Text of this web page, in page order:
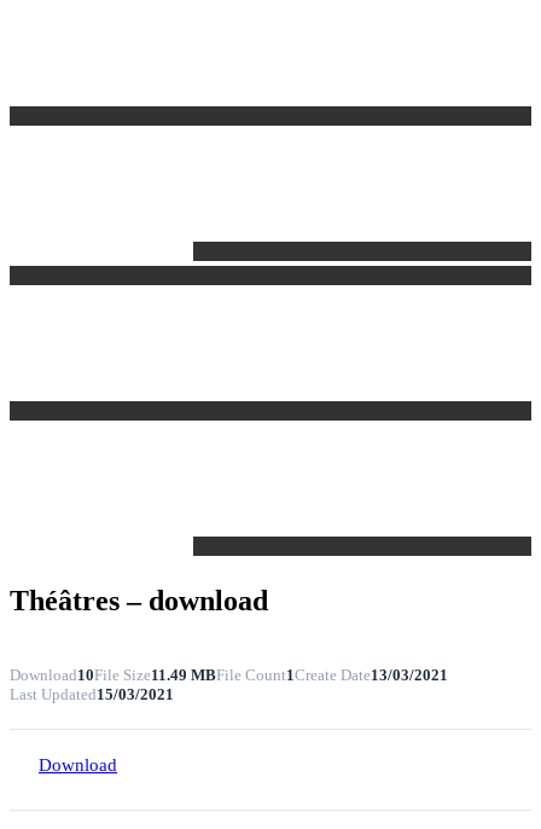
Théâtres – download
Download10File Size11.49 MBFile Count1Create Date13/03/2021
Last Updated15/03/2021
Download